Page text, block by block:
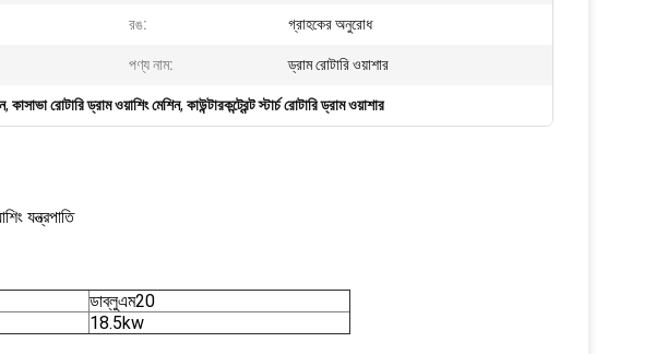
রঙ: গ্রাহকের অনুরোধ
পণ্য নাম: ড্রাম রোটারি ওয়াশার
, কাসাভা রোটারি ড্রাম ওয়াশিং মেশিন, কাউন্টারকন্ট্রেন্ট স্টার্চ রোটারি ড্রাম ওয়াশার
যন্ত্রপাতি
ডাব্লুএম20
18.5kw